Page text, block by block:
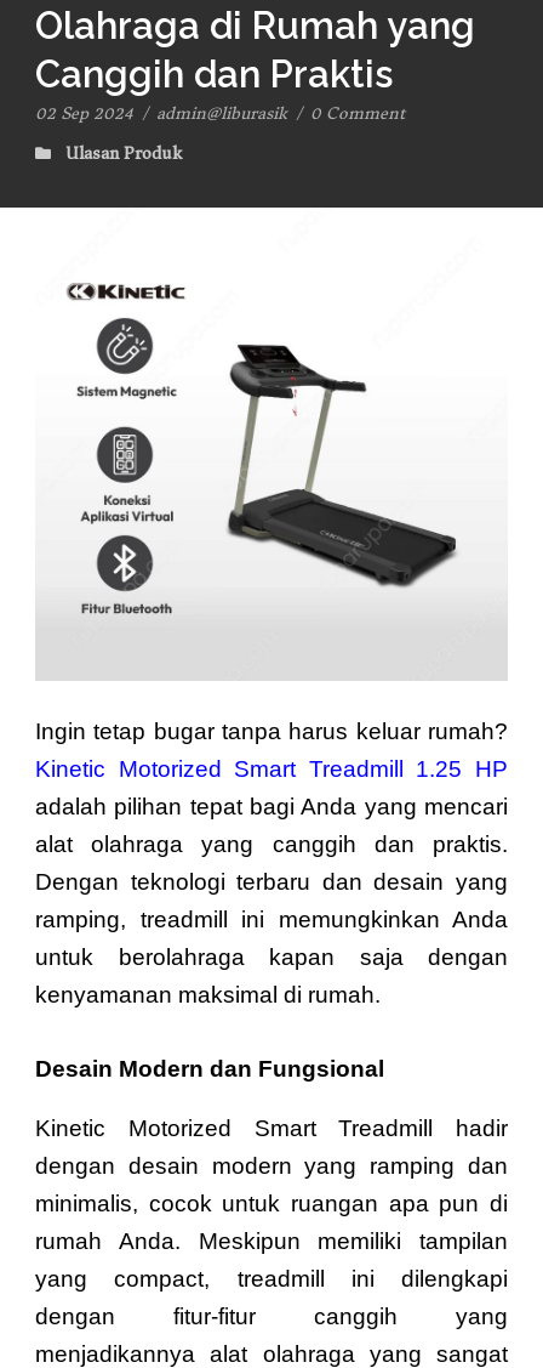
Olahraga di Rumah yang
Canggih dan Praktis
02 Sep 2024 / admin@liburasik / 0 Comment
Ulasan Produk
Ingin tetap bugar tanpa harus keluar rumah?
Kinetic Motorized Smart Treadmill 1.25 HP
adalah pilihan tepat bagi Anda yang mencari
alat olahraga yang canggih dan praktis.
Dengan teknologi terbaru dan desain yang
ramping, treadmill ini memungkinkan Anda
untuk berolahraga kapan saja dengan
kenyamanan maksimal di rumah.
Desain Modern dan Fungsional
Kinetic Motorized Smart Treadmill hadir
dengan desain modern yang ramping dan
minimalis, cocok untuk ruangan apa pun di
rumah Anda. Meskipun memiliki tampilan
yang compact, treadmill ini dilengkapi
dengan fitur-fitur canggih yang
menjadikannya alat olahraga yang sangat